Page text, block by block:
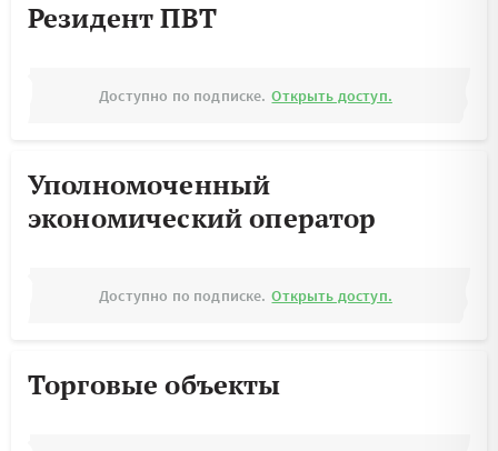
Резидент ПВТ
Доступно по подписке. Открыть доступ.
Уполномоченный
экономический оператор
Доступно по подписке. Открыть доступ.
Торговые объекты